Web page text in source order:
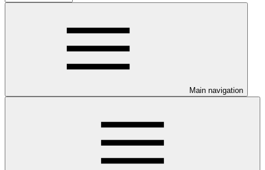
Main navigation